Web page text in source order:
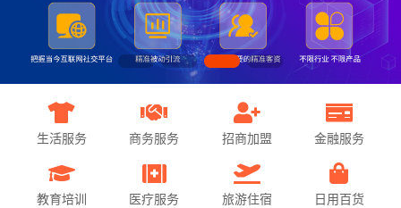
生活服务 商务服务 招商加盟 金融服务
教育培训 医疗服务 旅游住宿 日用百货